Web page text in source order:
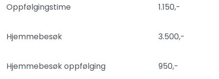
Oppfølgingstime 1.150,-
Hjemmebesøk 3.500,-
Hjemmebesøk oppfølging 950,-